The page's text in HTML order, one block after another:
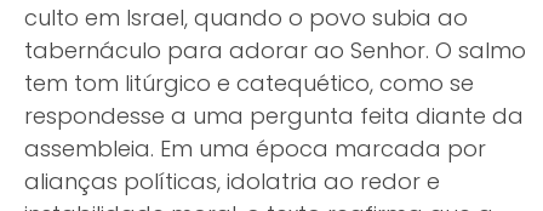
culto em Israel, quando o povo subia ao
tabernáculo para adorar ao Senhor. O salmo
tem tom litúrgico e catequético, como se
respondesse a uma pergunta feita diante da
assembleia. Em uma época marcada por
alianças políticas, idolatria ao redor e